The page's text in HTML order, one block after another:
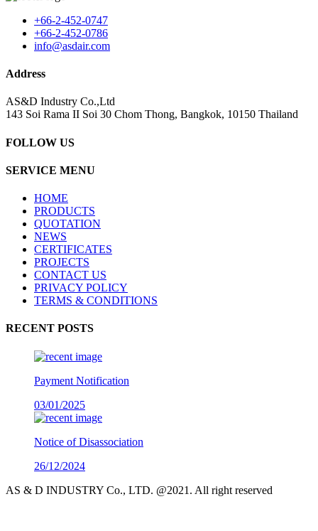
+66-2-452-0747
+66-2-452-0786
info@asdair.com
Address
AS&D Industry Co.,Ltd
143 Soi Rama II Soi 30 Chom Thong, Bangkok, 10150 Thailand
FOLLOW US
SERVICE MENU
HOME
PRODUCTS
QUOTATION
NEWS
CERTIFICATES
PROJECTS
CONTACT US
PRIVACY POLICY
TERMS & CONDITIONS
RECENT POSTS
Payment Notification
03/01/2025
Notice of Disassociation
26/12/2024
AS & D INDUSTRY Co., LTD. @2021. All right reserved